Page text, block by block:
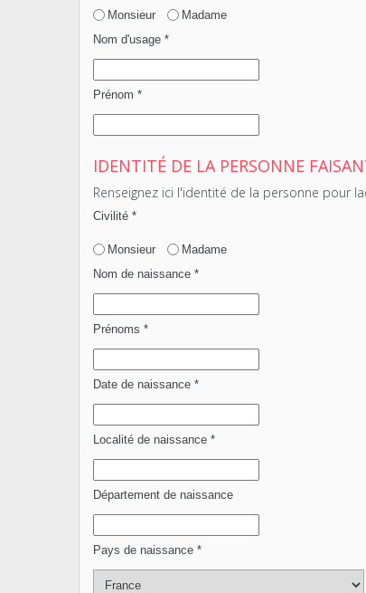
Monsieur
Madame
Nom d'usage *
Prénom *
IDENTITÉ DE LA PERSONNE
Renseignez ici l'identité de la personne pour
Civilité *
Monsieur
Madame
Nom de naissance *
Prénoms *
Date de naissance *
Localité de naissance *
Département de naissance
Pays de naissance *